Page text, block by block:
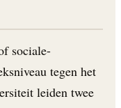
sociale-
tegen het
leiden twee